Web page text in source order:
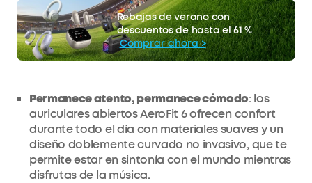
50 €
Descuento
código:WS249SGXB8KY
La oferta termina pronto.
COPIAR
Rebajas de verano con
descuentos de hasta el 61 %
Comprar ahora >
Permanece atento, permanece cómodo: los
auriculares abiertos AeroFit 6 ofrecen confort
durante todo el día con materiales suaves y un
diseño doblemente curvado no invasivo, que te
permite estar en sintonía con el mundo mientras
disfrutas de la música.